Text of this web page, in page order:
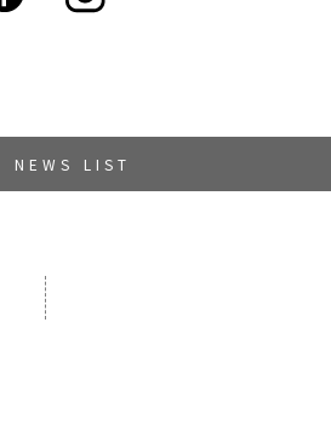
NEWS LIST